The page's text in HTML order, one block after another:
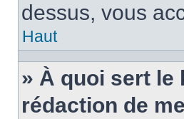
dessus, vous
Haut
» À quoi sert le
rédaction de